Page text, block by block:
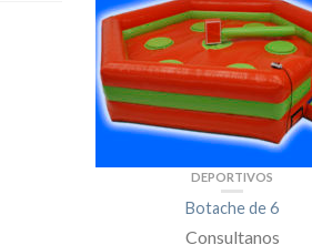
DEPORTIVOS
Botache de 6
Consultanos